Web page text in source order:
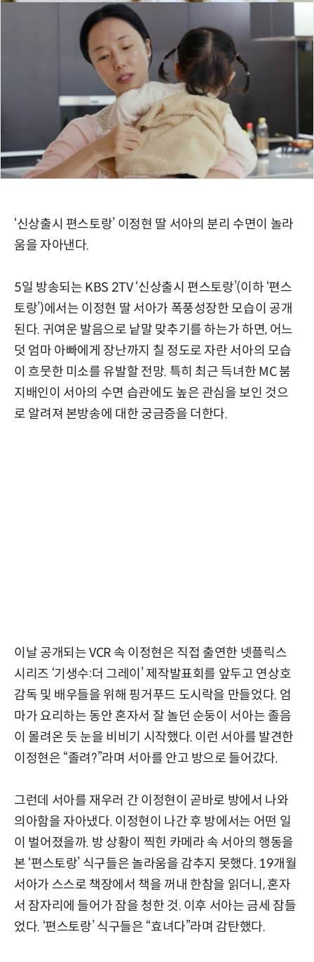
‘신상출시 편스토랑’ 이정현 딸 서아의 분리 수면이 놀라
움을 자아낸다.
5일 방송되는 KBS 2TV ‘신상출시 편스토랑’(이하 ‘편스
토랑’)에서는 이정현 딸 서아가 폭풍성장한 모습이 공개
된다. 귀여운 발음으로 낱말 맞추기를 하는가 하면, 어느
덧 엄마 아빠에게 장난까지 칠 정도로 자란 서아의 모습
이 흐뭇한 미소를 유발할 전망. 특히 최근 득녀한 MC 붐
지배인이 서아의 수면 습관에도 높은 관심을 보인 것으
로 알려져 본방송에 대한 궁금증을 더한다.
이날 공개되는 VCR 속 이정현은 직접 출연한 넷플릭스
시리즈 ‘기생수:더 그레이’ 제작발표회를 앞두고 연상호
감독 및 배우들을 위해 핑거푸드 도시락을 만들었다. 엄
마가 요리하는 동안 혼자서 잘 놀던 순둥이 서아는 졸음
이 몰려온 듯 눈을 비비기 시작했다. 이런 서아를 발견한
이정현은 “졸려?”라며 서아를 안고 방으로 들어갔다.
그런데 서아를 재우러 간 이정현이 곧바로 방에서 나와
의아함을 자아냈다. 이정현이 나간 후 방에서는 어떤 일
이 벌어졌을까. 방 상황이 찍힌 카메라 속 서아의 행동을
본 ‘편스토랑’ 식구들은 놀라움을 감추지 못했다. 19개월
서아가 스스로 책장에서 책을 꺼내 한참을 읽더니, 혼자
서 잠자리에 들어가 잠을 청한 것. 이후 서아는 금세 잠들
었다. ‘편스토랑’ 식구들은 “효녀다”라며 감탄했다.